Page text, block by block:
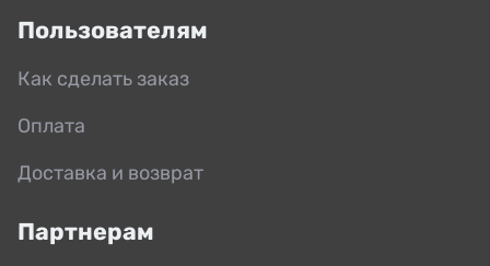
Пользователям
Как сделать заказ
Оплата
Доставка и возврат
Партнерам